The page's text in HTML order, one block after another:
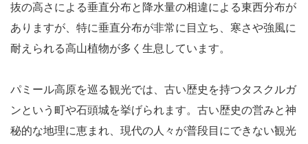
抜の高さによる垂直分布と降水量の相違による東西分布が
ありますが、特に垂直分布が非常に目立ち、寒さや強風に
耐えられる高山植物が多く生息しています。
パミール高原を巡る観光では、古い歴史を持つタスクルガ
ンという町や石頭城を挙げられます。古い歴史の営みと神
秘的な地理に恵まれ、現代の人々が普段目にできない観光